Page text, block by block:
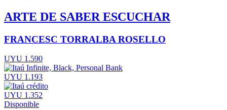
ARTE DE SABER ESCUCHAR
FRANCESC TORRALBA ROSELLO
UYU 1.590
UYU 1.193
UYU 1.352
Disponible